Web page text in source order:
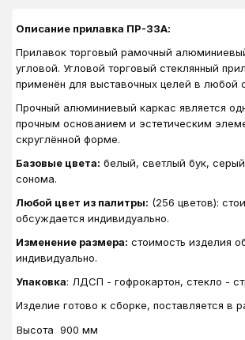
Описание прилавка ПР-33А:
Прилавок торговый рамочный
угловой. Угловой торговый стеклянный
применён для выставочных целей в любой
Прочный алюминиевый каркас является
прочным основанием и эстетическим
скруглённой форме.
Базовые цвета: белый, светлый бук,
сонома.
Любой цвет из палитры: (256 цветов):
обсуждается индивидуально.
Изменение размера: стоимость изделия
индивидуально.
Упаковка: ЛДСП - гофрокартон, стекло -
Изделие готово к сборке, поставляется в
Высота 900 мм